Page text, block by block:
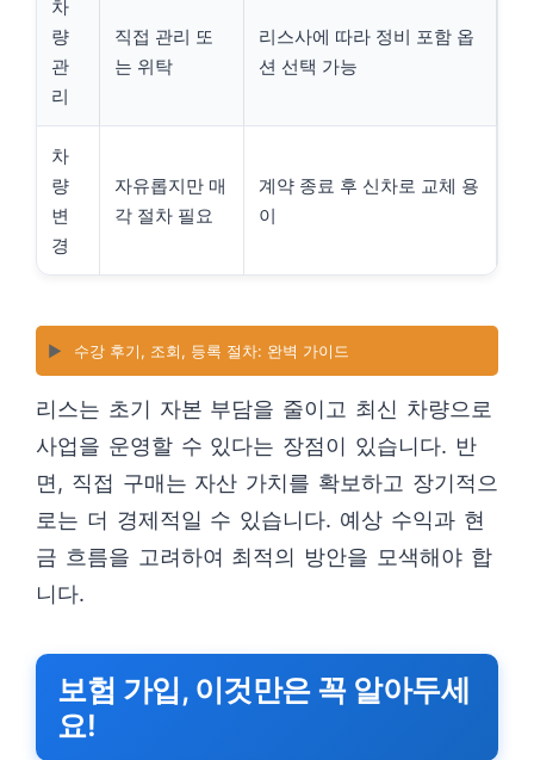
차
량
관
리
직접 관리 또
는 위탁
리스사에 따라 정비 포함 옵
션 선택 가능
차
량
변
경
자유롭지만 매
각 절차 필요
계약 종료 후 신차로 교체 용
이
▶️ 수강 후기, 조회, 등록 절차: 완벽 가이드
리스는 초기 자본 부담을 줄이고 최신 차량으로
사업을 운영할 수 있다는 장점이 있습니다. 반
면, 직접 구매는 자산 가치를 확보하고 장기적으
로는 더 경제적일 수 있습니다. 예상 수익과 현
금 흐름을 고려하여 최적의 방안을 모색해야 합
니다.
보험 가입, 이것만은 꼭 알아두세
요!